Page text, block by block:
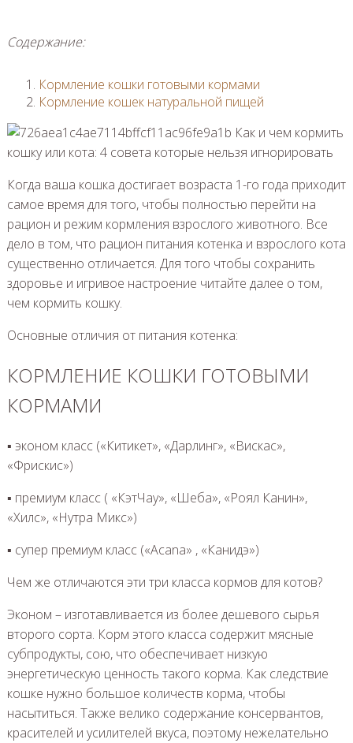
Содержание:
Кормление кошки готовыми кормами
Кормление кошек натуральной пищей
Когда ваша кошка достигает возраста 1-го года приходит
самое время для того, чтобы полностью перейти на
рацион и режим кормления взрослого животного. Все
дело в том, что рацион питания котенка и взрослого кота
существенно отличается. Для того чтобы сохранить
здоровье и игривое настроение читайте далее о том,
чем кормить кошку.
Основные отличия от питания котенка:
КОРМЛЕНИЕ КОШКИ ГОТОВЫМИ
КОРМАМИ
▪ эконом класс («Китикет», «Дарлинг», «Вискас»,
«Фрискис»)
▪ премиум класс ( «КэтЧау», «Шеба», «Роял Канин»,
«Хилс», «Нутра Микс»)
▪ супер премиум класс («Acana» , «Канидэ»)
Чем же отличаются эти три класса кормов для котов?
Эконом – изготавливается из более дешевого сырья
второго сорта. Корм этого класса содержит мясные
субпродукты, сою, что обеспечивает низкую
энергетическую ценность такого корма. Как следствие
кошке нужно большое количеств корма, чтобы
насытиться. Также велико содержание консервантов,
красителей и усилителей вкуса, поэтому нежелательно